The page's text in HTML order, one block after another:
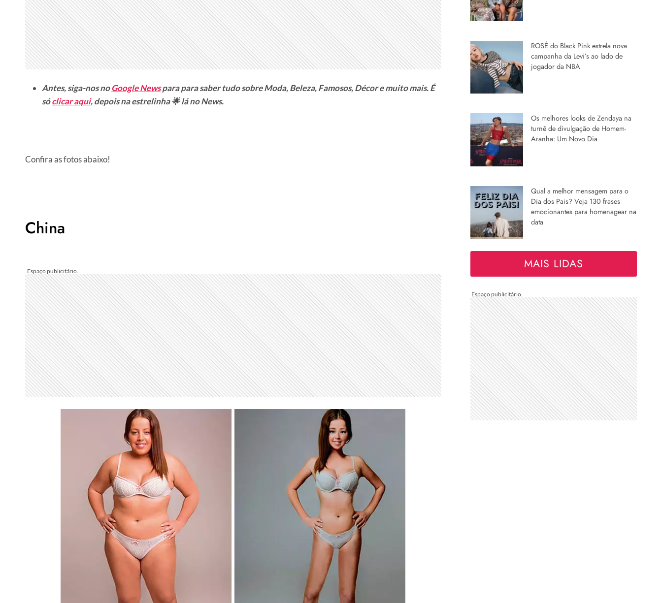
Antes, siga-nos noGoogle Newspara para saber tudo sobre Moda, Beleza, Famosos, Décor e muito mais. É
sóclicar aqui, depois na estrelinha 🌟 lá no News.
Confira as fotos abaixo!
China
ROSÉ do Black Pink estrela nova
campanha da Levi’s ao lado de
jogador da NBA
Os melhores looks de Zendaya na
turnê de divulgação de Homem-
Aranha: Um Novo Dia
Qual a melhor mensagem para o
Dia dos Pais? Veja 130 frases
emocionantes para homenagear na
data
MAIS LIDAS